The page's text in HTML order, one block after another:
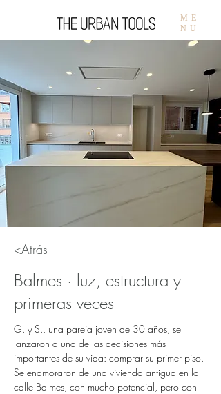
ME
NU
<Atrás
Balmes · luz, estructura y
primeras veces
G. y S., una pareja joven de 30 años, se
lanzaron a una de las decisiones más
importantes de su vida: comprar su primer piso.
Se enamoraron de una vivienda antigua en la
calle Balmes, con mucho potencial, pero con